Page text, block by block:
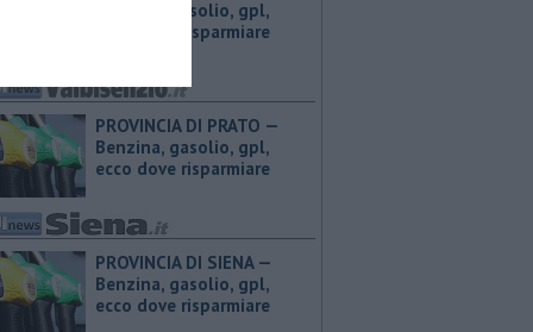
Benzina, gasolio, gpl,
ecco dove risparmiare
PROVINCIA DI PRATO — ​
Benzina, gasolio, gpl,
ecco dove risparmiare
PROVINCIA DI SIENA — ​
Benzina, gasolio, gpl,
ecco dove risparmiare